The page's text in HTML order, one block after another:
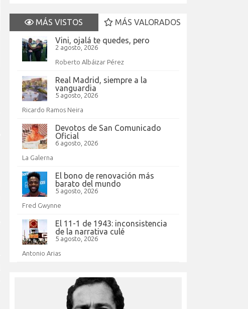
MÁS VISTOS
MÁS VALORADOS
Vini, ojalá te quedes, pero
2 agosto, 2026
Roberto Albáizar Pérez
Real Madrid, siempre a la
vanguardia
5 agosto, 2026
Ricardo Ramos Neira
Devotos de San Comunicado
Oficial
6 agosto, 2026
La Galerna
El bono de renovación más
barato del mundo
5 agosto, 2026
Fred Gwynne
El 11-1 de 1943: inconsistencia
de la narrativa culé
5 agosto, 2026
Antonio Arias